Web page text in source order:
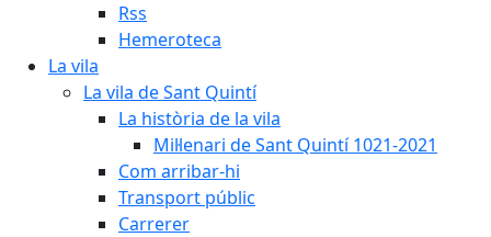
Rss
Hemeroteca
La vila
La vila de Sant Quintí
La història de la vila
Mil·lenari de Sant Quintí 1021-2021
Com arribar-hi
Transport públic
Carrerer